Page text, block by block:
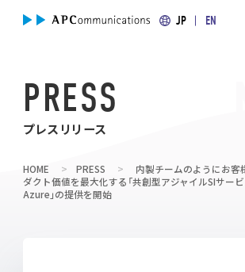
JP EN
PRESS
プレスリリース
HOME PRESS
内製チームのようにお客
ダクト価値を最大化する「共創型アジャイルSIサ
Azure」の提供を開始